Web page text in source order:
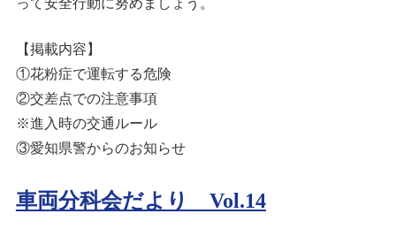
って安全行動に努めましょう。
【掲載内容】
①花粉症で運転する危険
②交差点での注意事項
※進入時の交通ルール
③愛知県警からのお知らせ
車両分科会だより Vol.14